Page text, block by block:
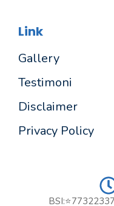
Link
Gallery
Testimoni
Disclaimer
Privacy Policy